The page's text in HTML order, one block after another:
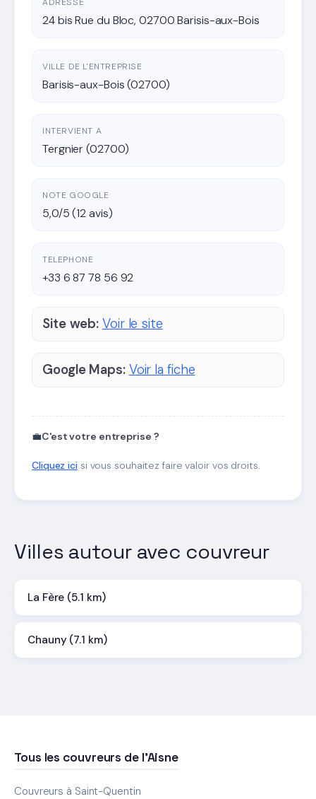
24 bis Rue du Bloc, 02700 Barisis-aux-Bois
VILLE DE L'ENTREPRISE
Barisis-aux-Bois (02700)
INTERVIENT A
Tergnier (02700)
NOTE GOOGLE
5,0/5 (12 avis)
TELEPHONE
+33 6 87 78 56 92
Site web: Voir le site
Google Maps: Voir la fiche
💼C'est votre entreprise ?
Cliquez icisi vous souhaitez faire valoir vos droits.
Villes autour avec couvreur
La Fère (5.1 km)
Chauny (7.1 km)
Tous les couvreurs de l'Aisne
Couvreurs à Saint-Quentin